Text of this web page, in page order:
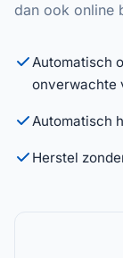
dan ook online
Automatisch
onverwachte
Automatisch
Herstel